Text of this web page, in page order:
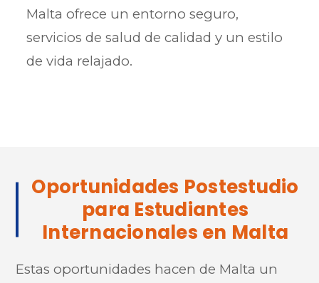
Malta ofrece un entorno seguro,
servicios de salud de calidad y un estilo
de vida relajado.
Oportunidades Postestudio
para Estudiantes
Internacionales en Malta
Estas oportunidades hacen de Malta un